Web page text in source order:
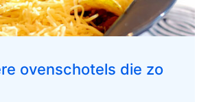
ovenschotels die zo